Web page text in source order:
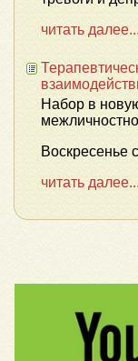
читать далее...
Набор в
Воскресенье
читать далее...